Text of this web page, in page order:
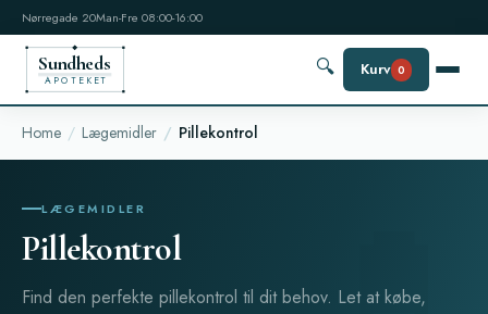
Nørregade 20Man-Fre 08:00-16:00
Sundheds
APOTEKET
🔍 Kurv 0
Home Lægemidler Pillekontrol
LÆGEMIDLER
Pillekontrol
Find den perfekte pillekontrol til dit behov. Let at købe,